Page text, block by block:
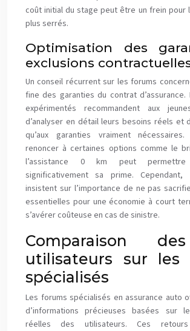
coût initial du stage peut être un frein pour
plus serrés.
Optimisation des
exclusions
Un conseil récurrent sur les forums
fine des garanties du contrat d’assurance.
expérimentés recommandent aux
d’analyser en détail leurs besoins réels et
qu’aux garanties vraiment
renoncer à certaines options comme le
l’assistance 0 km peut
significativement sa prime. Cependant,
insistent sur l’importance de ne pas
essentielles pour une économie à court
s’avérer coûteuse en cas de sinistre.
Comparaison
utilisateurs sur les
spécialisés
Les forums spécialisés en assurance auto
d’informations précieuses basées sur
réelles des utilisateurs. Ces retours